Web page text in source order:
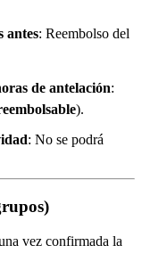
antes: Reembolso del
de antelación:
).
: No se podrá
vez confirmada la